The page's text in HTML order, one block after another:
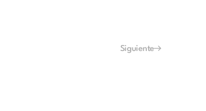
Siguiente